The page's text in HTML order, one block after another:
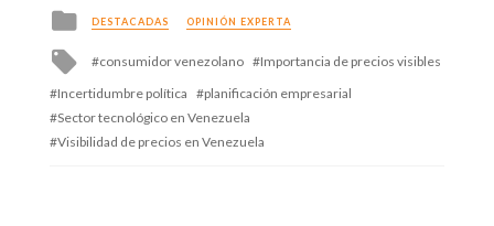
Posted
in
DESTACADAS OPINIÓN EXPERTA
Tagged
consumidor venezolano
Importancia de precios visibles
Incertidumbre política
planificación empresarial
Sector tecnológico en Venezuela
Visibilidad de precios en Venezuela